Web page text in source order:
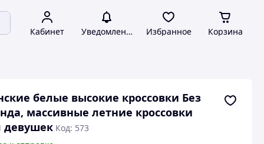
Кабинет Уведомления Избранное Корзина
белые высокие кроссовки Без
массивные летние кроссовки
девушек Код: 573